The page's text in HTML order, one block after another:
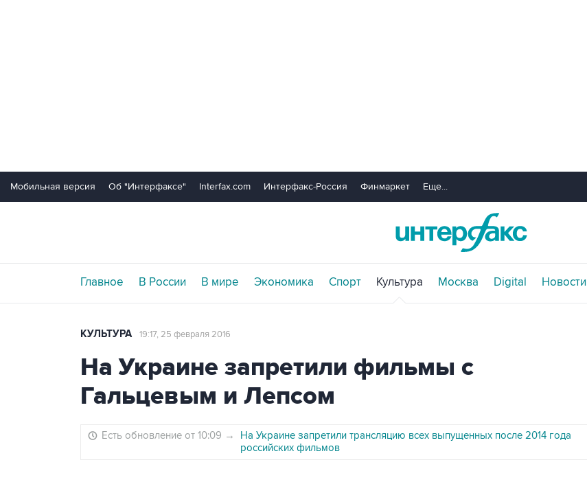
Мобильная версия Об "Интерфаксе" Interfax.com Интерфакс-Россия Финмаркет Еще...
Главное В России В мире Экономика Спорт Культура Москва Digital Новости
КУЛЬТУРА 19:17, 25 февраля 2016
На Украине запретили фильмы с
Гальцевым и Лепсом
Есть обновление от 10:09 →
На Украине запретили трансляцию всех выпущенных после 2014 года
российских фильмов